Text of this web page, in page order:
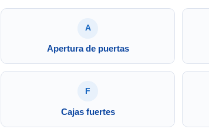
A
Apertura de puertas
F
Cajas fuertes